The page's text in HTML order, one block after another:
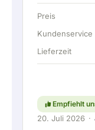
und hat sich
können.
Preis
Kundenservice
Lieferzeit
Empfiehlt
20. Juli 2026 ·